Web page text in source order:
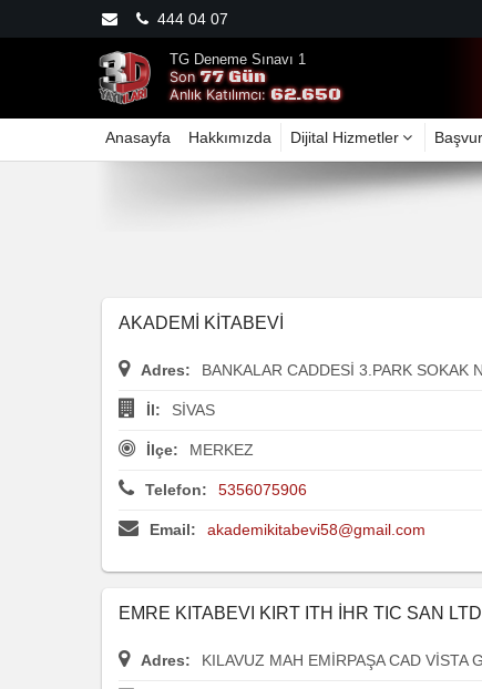
444 04 07
TG Deneme Sınavı 1
Son77 Gün
Anlık Katılımcı: 62.650
Anasayfa Hakkımızda Dijital Hizmetler
AKADEMİ KİTABEVİ
Adres: BANKALAR CADDESİ 3.PARK SOKAK
İl: SİVAS
İlçe: MERKEZ
Telefon: 5356075906
Email: akademikitabevi58@gmail.com
EMRE KITABEVI KIRT ITH İHR TIC SAN LTD
Adres: KILAVUZ MAH EMİRPAŞA CAD VİSTA